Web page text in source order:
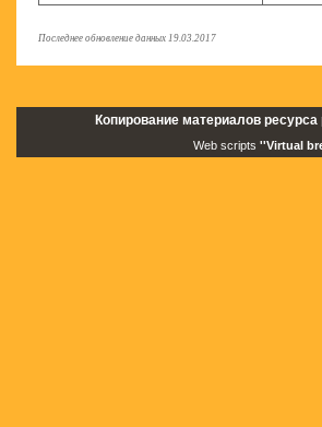
Последнее обновление данных 19.03.2017
Копирование материалов
Web scripts ''Virtual